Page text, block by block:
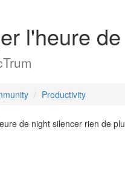
l'heure
Productivity
de night silencer rien de